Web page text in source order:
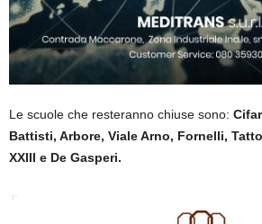
Le scuole che resteranno chiuse sono:
Battisti, Arbore, Viale Arno, Fornelli,
XXIII e De Gasperi.